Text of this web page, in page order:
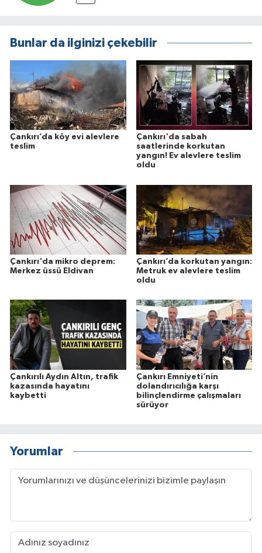
Bunlar da ilginizi çekebilir
Çankırı’da köy evi alevlere
teslim
Çankırı'da sabah
saatlerinde korkutan
yangın! Ev alevlere teslim
oldu
Çankırı'da mikro deprem:
Merkez üssü Eldivan
Çankırı’da korkutan yangın:
Metruk ev alevlere teslim
oldu
Çankırılı Aydın Altın, trafik
kazasında hayatını
kaybetti
Çankırı Emniyeti’nin
dolandırıcılığa karşı
bilinçlendirme çalışmaları
sürüyor
Yorumlar